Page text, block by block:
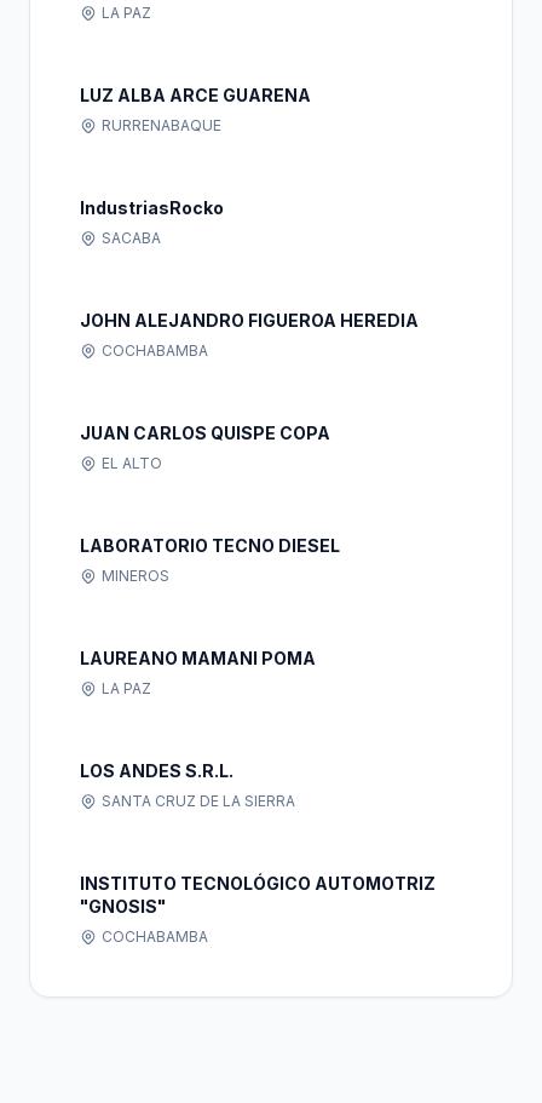
LA PAZ
LUZ ALBA ARCE GUARENA
RURRENABAQUE
IndustriasRocko
SACABA
JOHN ALEJANDRO FIGUEROA HEREDIA
COCHABAMBA
JUAN CARLOS QUISPE COPA
EL ALTO
LABORATORIO TECNO DIESEL
MINEROS
LAUREANO MAMANI POMA
LA PAZ
LOS ANDES S.R.L.
SANTA CRUZ DE LA SIERRA
INSTITUTO TECNOLÓGICO AUTOMOTRIZ
"GNOSIS"
COCHABAMBA